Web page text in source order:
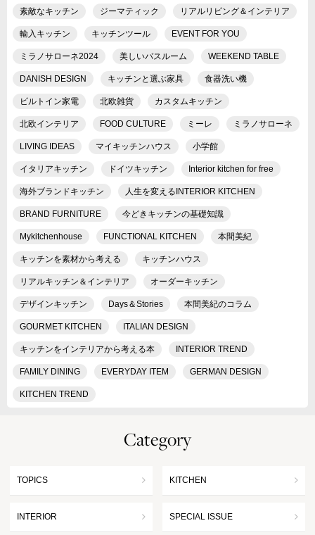
素敵なキッチン ジーマティック リアルリビング＆インテリア
輸入キッチン キッチンツール EVENT FOR YOU
ミラノサローネ2024 美しいバスルーム WEEKEND TABLE
DANISH DESIGN キッチンと選ぶ家具 食器洗い機
ビルトイン家電 北欧雑貨 カスタムキッチン
北欧インテリア FOOD CULTURE ミーレ ミラノサローネ
LIVING IDEAS マイキッチンハウス 小学館
イタリアキッチン ドイツキッチン Interior kitchen for free
海外ブランドキッチン 人生を変えるINTERIOR KITCHEN
BRAND FURNITURE 今どきキッチンの基礎知識
Mykitchenhouse FUNCTIONAL KITCHEN 本間美紀
キッチンを素材から考える キッチンハウス
リアルキッチン＆インテリア オーダーキッチン
デザインキッチン Days＆Stories 本間美紀のコラム
GOURMET KITCHEN ITALIAN DESIGN
キッチンをインテリアから考える本 INTERIOR TREND
FAMILY DINING EVERYDAY ITEM GERMAN DESIGN
KITCHEN TREND
Category
TOPICS KITCHEN
INTERIOR SPECIAL ISSUE